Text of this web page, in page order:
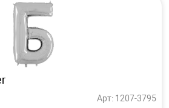
Арт: 1207-3795